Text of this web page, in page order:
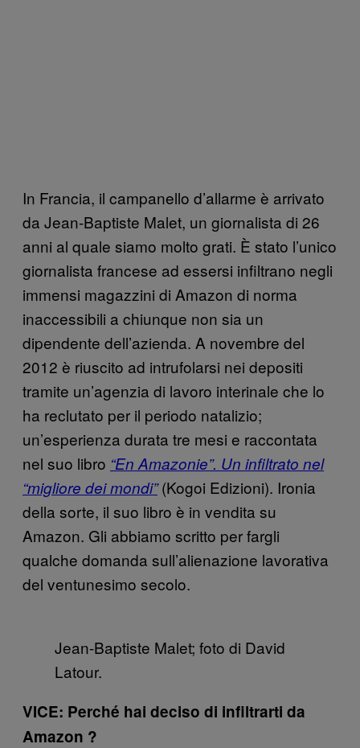
In Francia, il campanello d’allarme è arrivato
da Jean-Baptiste Malet, un giornalista di 26
anni al quale siamo molto grati. È stato l’unico
giornalista francese ad essersi infiltrano negli
immensi magazzini di Amazon di norma
inaccessibili a chiunque non sia un
dipendente dell’azienda. A novembre del
2012 è riuscito ad intrufolarsi nei depositi
tramite un’agenzia di lavoro interinale che lo
ha reclutato per il periodo natalizio;
un’esperienza durata tre mesi e raccontata
nel suo libro “En Amazonie”. Un infiltrato nel
“migliore dei mondi”(Kogoi Edizioni). Ironia
della sorte, il suo libro è in vendita su
Amazon. Gli abbiamo scritto per fargli
qualche domanda sull’alienazione lavorativa
del ventunesimo secolo.
Jean-Baptiste Malet; foto di David
Latour.
VICE: Perché hai deciso di infiltrarti da
Amazon ?